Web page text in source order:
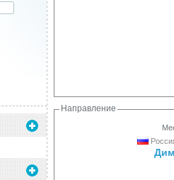
Направление